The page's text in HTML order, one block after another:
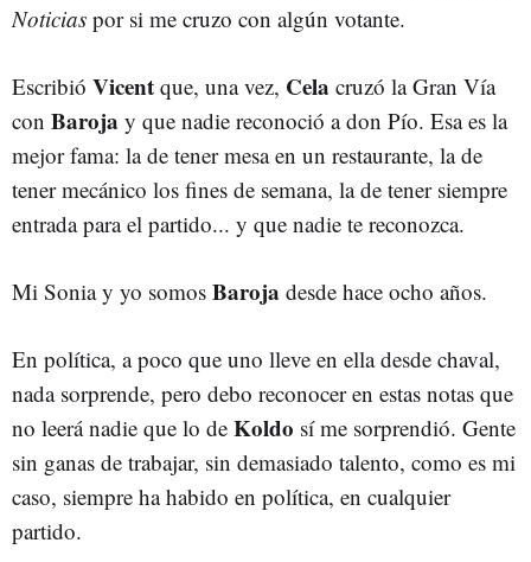
Noticias por si me cruzo con algún votante.
Escribió Vicent que, una vez, Cela cruzó la Gran Vía
con Baroja y que nadie reconoció a don Pío. Esa es la
mejor fama: la de tener mesa en un restaurante, la de
tener mecánico los fines de semana, la de tener siempre
entrada para el partido... y que nadie te reconozca.
Mi Sonia y yo somos Baroja desde hace ocho años.
En política, a poco que uno lleve en ella desde chaval,
nada sorprende, pero debo reconocer en estas notas que
no leerá nadie que lo de Koldo sí me sorprendió. Gente
sin ganas de trabajar, sin demasiado talento, como es mi
caso, siempre ha habido en política, en cualquier
partido.